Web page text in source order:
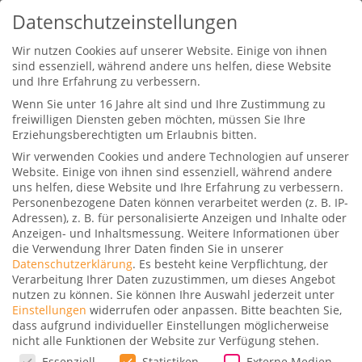
Miles & More Airline Zuschläge
mit Meilen bezahlen
Gepostet vonFabio Backes|5. September 2020
|2 |
Miles & More bietet euch zurzeit eine neue
Möglichkeit Airline Zuschläge einzusparen! Bis
Datenschutzeinstellungen
Wir nutzen Cookies auf unserer Website. Einige von ihnen
sind essenziell, während andere uns helfen, diese Website
und Ihre Erfahrung zu verbessern.
Wenn Sie unter 16 Jahre alt sind und Ihre Zustimmung zu
freiwilligen Diensten geben möchten, müssen Sie Ihre
Erziehungsberechtigten um Erlaubnis bitten.
Wir verwenden Cookies und andere Technologien auf unserer
Website. Einige von ihnen sind essenziell, während andere
uns helfen, diese Website und Ihre Erfahrung zu verbessern.
Personenbezogene Daten können verarbeitet werden (z. B. IP-
Adressen), z. B. für personalisierte Anzeigen und Inhalte oder
Anzeigen- und Inhaltsmessung. Weitere Informationen über
die Verwendung Ihrer Daten finden Sie in unserer
Datenschutzerklärung. Es besteht keine Verpflichtung, der
Verarbeitung Ihrer Daten zuzustimmen, um dieses Angebot
nutzen zu können. Sie können Ihre Auswahl jederzeit unter
Einstellungen widerrufen oder anpassen. Bitte beachten Sie,
dass aufgrund individueller Einstellungen möglicherweise
nicht alle Funktionen der Website zur Verfügung stehen.
Datenschutzeinstellungen